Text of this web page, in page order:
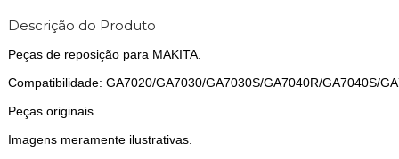
Descrição do Produto
Peças de reposição para MAKITA.
Compatibilidade: GA7020/GA7030/GA7030S/GA7040R/GA7040S/
Peças originais.
Imagens meramente ilustrativas.